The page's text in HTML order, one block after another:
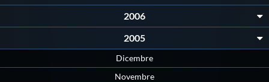
2006
2005
Dicembre
Novembre